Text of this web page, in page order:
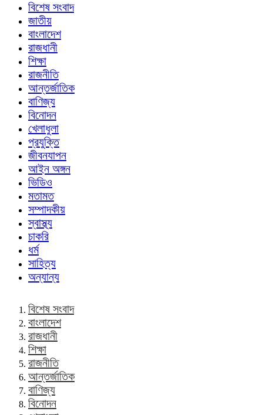
বিশেষ সংবাদ
জাতীয়
বাংলাদেশ
রাজধানী
শিক্ষা
রাজনীতি
আন্তর্জাতিক
বাণিজ্য
বিনোদন
খেলাধুলা
প্রযুক্তি
জীবনযাপন
আইন অঙ্গন
ভিডিও
মতামত
সম্পাদকীয়
স্বাস্থ্য
চাকরি
ধর্ম
সাহিত্য
অন্যান্য
বিশেষ সংবাদ
বাংলাদেশ
রাজধানী
শিক্ষা
রাজনীতি
আন্তর্জাতিক
বাণিজ্য
বিনোদন